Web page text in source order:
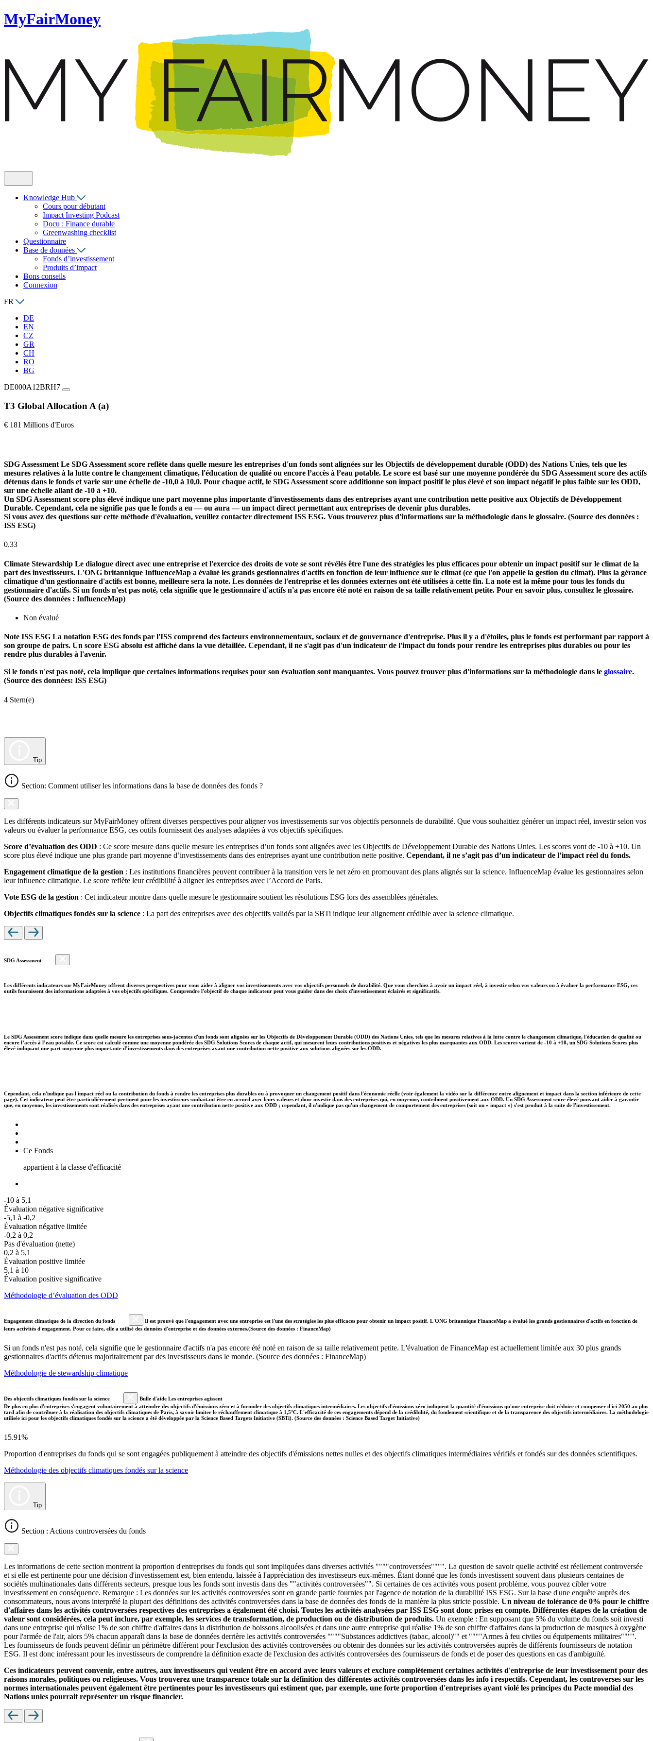
MyFairMoney
Knowledge Hub
Cours pour débutant
Impact Investing Podcast
Docu : Finance durable
Greenwashing checklist
Questionnaire
Base de données
Fonds d’investissement
Produits d’impact
Bons conseils
Connexion
FR
DE
EN
CZ
GR
CH
RO
BG
DE000A12BRH7
T3 Global Allocation A (a)
€ 181 Millions d'Euros
SDG Assessment Le SDG Assessment score reflète dans quelle mesure les entreprises d'un fonds sont alignées sur les Objectifs de développement durable (ODD) des Nations Unies, tels que les
mesures relatives à la lutte contre le changement climatique, l'éducation de qualité ou encore l’accès à l’eau potable. Le score est basé sur une moyenne pondérée du SDG Assessment score des actifs
détenus dans le fonds et varie sur une échelle de -10,0 à 10,0. Pour chaque actif, le SDG Assessment score additionne son impact positif le plus élevé et son impact négatif le plus faible sur les ODD,
sur une échelle allant de -10 à +10.
Un SDG Assessment score plus élevé indique une part moyenne plus importante d'investissements dans des entreprises ayant une contribution nette positive aux Objectifs de Développement
Durable. Cependant, cela ne signifie pas que le fonds a eu — ou aura — un impact direct permettant aux entreprises de devenir plus durables.
Si vous avez des questions sur cette méthode d'évaluation, veuillez contacter directement ISS ESG. Vous trouverez plus d'informations sur la méthodologie dans le glossaire. (Source des données :
ISS ESG)
0.33
Climate Stewardship Le dialogue direct avec une entreprise et l'exercice des droits de vote se sont révélés être l'une des stratégies les plus efficaces pour obtenir un impact positif sur le climat de la
part des investisseurs. L'ONG britannique InfluenceMap a évalué les grands gestionnaires d'actifs en fonction de leur influence sur le climat (ce que l'on appelle la gestion du climat). Plus la gérance
climatique d'un gestionnaire d'actifs est bonne, meilleure sera la note. Les données de l'entreprise et les données externes ont été utilisées à cette fin. La note est la même pour tous les fonds du
gestionnaire d'actifs. Si un fonds n'est pas noté, cela signifie que le gestionnaire d'actifs n'a pas encore été noté en raison de sa taille relativement petite. Pour en savoir plus, consultez le glossaire.
(Source des données : InfluenceMap)
Non évalué
Note ISS ESG La notation ESG des fonds par l'ISS comprend des facteurs environnementaux, sociaux et de gouvernance d'entreprise. Plus il y a d'étoiles, plus le fonds est performant par rapport à
son groupe de pairs. Un score ESG absolu est affiché dans la vue détaillée. Cependant, il ne s'agit pas d'un indicateur de l'impact du fonds pour rendre les entreprises plus durables ou pour les
rendre plus durables à l'avenir.
Si le fonds n'est pas noté, cela implique que certaines informations requises pour son évaluation sont manquantes. Vous pouvez trouver plus d'informations sur la méthodologie dans le glossaire.
(Source des données: ISS ESG)
4 Stern(e)
Tip
Section: Comment utiliser les informations dans la base de données des fonds ?
Les différents indicateurs sur MyFairMoney offrent diverses perspectives pour aligner vos investissements sur vos objectifs personnels de durabilité. Que vous souhaitiez générer un impact réel, investir selon vos
valeurs ou évaluer la performance ESG, ces outils fournissent des analyses adaptées à vos objectifs spécifiques.
Score d’évaluation des ODD : Ce score mesure dans quelle mesure les entreprises d’un fonds sont alignées avec les Objectifs de Développement Durable des Nations Unies. Les scores vont de -10 à +10. Un
score plus élevé indique une plus grande part moyenne d’investissements dans des entreprises ayant une contribution nette positive. Cependant, il ne s’agit pas d’un indicateur de l’impact réel du fonds.
Engagement climatique de la gestion : Les institutions financières peuvent contribuer à la transition vers le net zéro en promouvant des plans alignés sur la science. InfluenceMap évalue les gestionnaires selon
leur influence climatique. Le score reflète leur crédibilité à aligner les entreprises avec l’Accord de Paris.
Vote ESG de la gestion : Cet indicateur montre dans quelle mesure le gestionnaire soutient les résolutions ESG lors des assemblées générales.
Objectifs climatiques fondés sur la science : La part des entreprises avec des objectifs validés par la SBTi indique leur alignement crédible avec la science climatique.
SDG Assessment
Les différents indicateurs sur MyFairMoney offrent diverses perspectives pour vous aider à aligner vos investissements avec vos objectifs personnels de durabilité. Que vous cherchiez à avoir un impact réel, à investir selon vos valeurs ou à évaluer la performance ESG, ces
outils fournissent des informations adaptées à vos objectifs spécifiques. Comprendre l'objectif de chaque indicateur peut vous guider dans des choix d'investissement éclairés et significatifs.
Le SDG Assessment score indique dans quelle mesure les entreprises sous-jacentes d'un fonds sont alignées sur les Objectifs de Développement Durable (ODD) des Nations Unies, tels que les mesures relatives à la lutte contre le changement climatique, l'éducation de qualité ou
encore l’accès à l’eau potable. Ce score est calculé comme une moyenne pondérée des SDG Solutions Scores de chaque actif, qui mesurent leurs contributions positives et négatives les plus marquantes aux ODD. Les scores varient de -10 à +10, un SDG Solutions Scores plus
élevé indiquant une part moyenne plus importante d’investissements dans des entreprises ayant une contribution nette positive aux solutions alignées sur les ODD.
Cependant, cela n'indique pas l'impact réel ou la contribution du fonds à rendre les entreprises plus durables ou à provoquer un changement positif dans l'économie réelle (voir également la vidéo sur la différence entre alignement et impact dans la section inférieure de cette
page). Cet indicateur peut être particulièrement pertinent pour les investisseurs souhaitant être en accord avec leurs valeurs et donc investir dans des entreprises qui, en moyenne, contribuent positivement aux ODD. Un SDG Assessment score élevé pouvant aider à garantir
que, en moyenne, les investissements sont réalisés dans des entreprises ayant une contribution nette positive aux ODD ; cependant, il n'indique pas qu'un changement de comportement des entreprises (soit un « impact ») s'est produit à la suite de l'investissement.
Ce Fonds
appartient à la classe d'efficacité
-10 à 5,1
Évaluation négative significative
-5,1 à -0,2
Évaluation négative limitée
-0,2 à 0,2
Pas d'évaluation (nette)
0,2 à 5,1
Évaluation positive limitée
5,1 à 10
Évaluation positive significative
Méthodologie d’évaluation des ODD
Engagement climatique de la direction du fonds
Il est prouvé que l'engagement avec une entreprise est l'une des stratégies les plus efficaces pour obtenir un impact positif. L'ONG britannique FinanceMap a évalué les grands gestionnaires d'actifs en fonction de
leurs activités d'engagement. Pour ce faire, elle a utilisé des données d'entreprise et des données externes.(Source des données : FinanceMap)
Si un fonds n'est pas noté, cela signifie que le gestionnaire d'actifs n'a pas encore été noté en raison de sa taille relativement petite. L'évaluation de FinanceMap est actuellement limitée aux 30 plus grands
gestionnaires d'actifs détenus majoritairement par des investisseurs dans le monde. (Source des données : FinanceMap)
Méthodologie de stewardship climatique
Des objectifs climatiques fondés sur la science
Bulle d'aide Les entreprises agissent
De plus en plus d'entreprises s'engagent volontairement à atteindre des objectifs d'émissions zéro et à formuler des objectifs climatiques intermédiaires. Les objectifs d'émissions zéro indiquent la quantité d'émissions qu'une entreprise doit réduire et compenser d'ici 2050 au plus
tard afin de contribuer à la réalisation des objectifs climatiques de Paris, à savoir limiter le réchauffement climatique à 1,5°C. L'efficacité de ces engagements dépend de la crédibilité, du fondement scientifique et de la transparence des objectifs intermédiaires. La méthodologie
utilisée ici pour les objectifs climatiques fondés sur la science a été développée par la Science Based Targets Initiative (SBTi). (Source des données : Science Based Target Initiative)
15.91%
Proportion d'entreprises du fonds qui se sont engagées publiquement à atteindre des objectifs d'émissions nettes nulles et des objectifs climatiques intermédiaires vérifiés et fondés sur des données scientifiques.
Méthodologie des objectifs climatiques fondés sur la science
Tip
Section : Actions controversées du fonds
Les informations de cette section montrent la proportion d'entreprises du fonds qui sont impliquées dans diverses activités """"controversées"""". La question de savoir quelle activité est réellement controversée
et si elle est pertinente pour une décision d'investissement est, bien entendu, laissée à l'appréciation des investisseurs eux-mêmes. Étant donné que les fonds investissent souvent dans plusieurs centaines de
sociétés multinationales dans différents secteurs, presque tous les fonds sont investis dans des ""activités controversées"". Si certaines de ces activités vous posent problème, vous pouvez cibler votre
investissement en conséquence. Remarque : Les données sur les activités controversées sont en grande partie fournies par l'agence de notation de la durabilité ISS ESG. Sur la base d'une enquête auprès des
consommateurs, nous avons interprété la plupart des définitions des activités controversées dans la base de données des fonds de la manière la plus stricte possible. Un niveau de tolérance de 0% pour le chiffre
d'affaires dans les activités controversées respectives des entreprises a également été choisi. Toutes les activités analysées par ISS ESG sont donc prises en compte. Différentes étapes de la création de
valeur sont considérées, cela peut inclure, par exemple, les services de transformation, de production ou de distribution de produits. Un exemple : En supposant que 5% du volume du fonds soit investi
dans une entreprise qui réalise 1% de son chiffre d'affaires dans la distribution de boissons alcoolisées et dans une autre entreprise qui réalise 1% de son chiffre d'affaires dans la production de masques à oxygène
pour l'armée de l'air, alors 5% chacun apparaît dans la base de données derrière les activités controversées """"Substances addictives (tabac, alcool)"" et """"Armes à feu civiles ou équipements militaires"""".
Les fournisseurs de fonds peuvent définir un périmètre différent pour l'exclusion des activités controversées ou obtenir des données sur les activités controversées auprès de différents fournisseurs de notation
ESG. Il est donc intéressant pour les investisseurs de comprendre la définition exacte de l'exclusion des activités controversées des fournisseurs de fonds et de poser des questions en cas d'ambiguïté.
Ces indicateurs peuvent convenir, entre autres, aux investisseurs qui veulent être en accord avec leurs valeurs et exclure complètement certaines activités d'entreprise de leur investissement pour des
raisons morales, politiques ou religieuses. Vous trouverez une transparence totale sur la définition des différentes activités controversées dans les info i respectifs. Cependant, les controverses sur les
normes internationales peuvent également être pertinentes pour les investisseurs qui estiment que, par exemple, une forte proportion d'entreprises ayant violé les principes du Pacte mondial des
Nations unies pourrait représenter un risque financier.